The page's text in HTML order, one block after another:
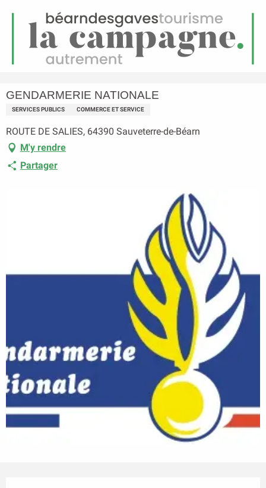
Menu
GENDARMERIE NATIONALE
GENDARMERIE NATIONALE
SERVICES PUBLICS COMMERCE ET SERVICE
ROUTE DE SALIES, 64390 Sauveterre-de-Béarn
M'y rendre
Partager